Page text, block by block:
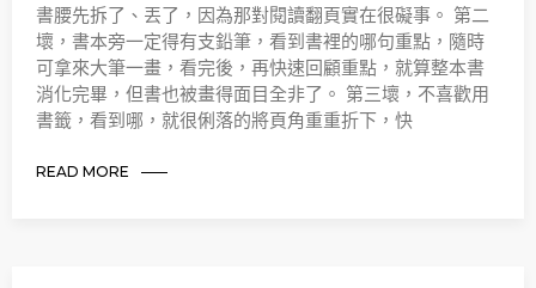
書腰先拆了、丟了，因為那對閱讀翻頁實在很礙事。 第二
壞，書本旁一定得有支鉛筆，看到書裡的哪句重點，隨時
可拿來大筆一畫，看完後，再快速回顧重點，就算整本書
消化完畢，但書也被畫得面目全非了。 第三壞，不喜歡用
書籤，看到哪，就很俐落的將頁角重重折下，快
READ MORE